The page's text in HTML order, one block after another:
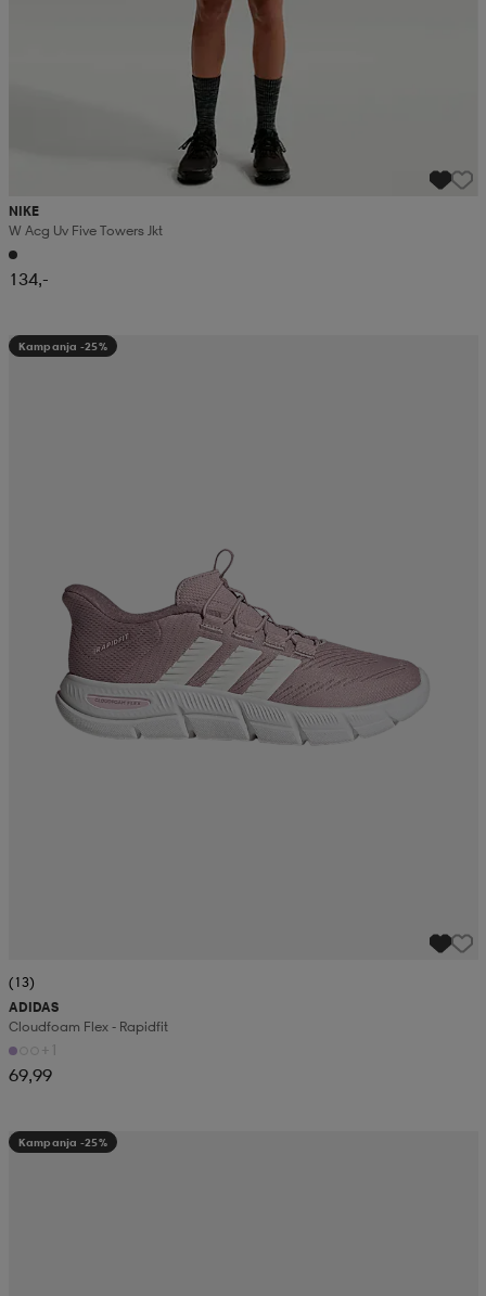
NIKE
W Acg Uv Five Towers Jkt
134,-
Kampanja -25%
(13)
ADIDAS
Cloudfoam Flex - Rapidfit
+1
69,99
Kampanja -25%